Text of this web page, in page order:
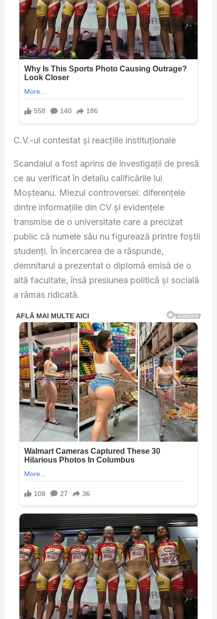
C.V.-ul contestat și reacțiile instituționale
Scandalul a fost aprins de investigații de presă
ce au verificat în detaliu calificările lui
Moșteanu. Miezul controversei: diferențele
dintre informațiile din CV și evidențele
transmise de o universitate care a precizat
public că numele său nu figurează printre foștii
studenți. În încercarea de a răspunde,
demnitarul a prezentat o diplomă emisă de o
altă facultate, însă presiunea politică și socială
a rămas ridicată.